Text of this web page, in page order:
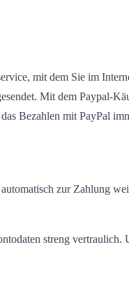
mit dem Sie im
Mit dem Paypal-
Bezahlen mit PayPal
zur Zahlung
streng vertraulich.